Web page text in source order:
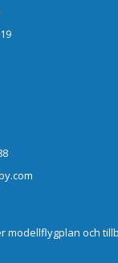
modellflygplan och